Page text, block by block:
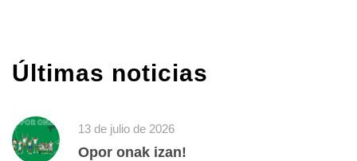
Últimas noticias
13 de julio de 2026
Opor onak izan!